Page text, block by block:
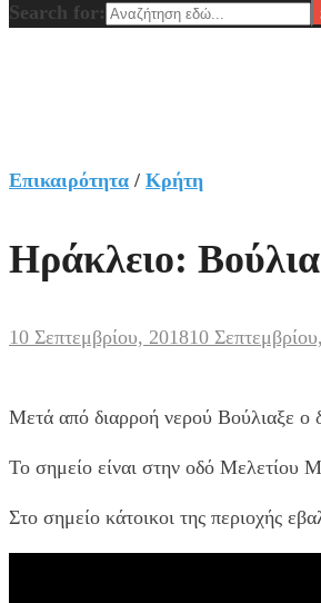
Search for:
Επικαιρότητα / Κρήτη
Ηράκλειο:
10 Σεπτεμβρίου, 201810
Μετά από διαρροή νερού Βούλιαξε ο
Το σημείο είναι στην οδό Μελετίου
Στο σημείο κάτοικοι της περιοχής